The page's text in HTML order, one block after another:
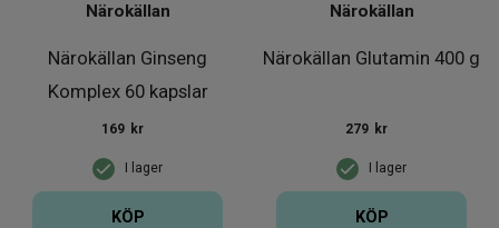
Närokällan Ginseng
Komplex 60 kapslar
Närokällan
I lager
169 kr
KÖP
Närokällan Glutamin 400 g
Närokällan
I lager
279 kr
KÖP